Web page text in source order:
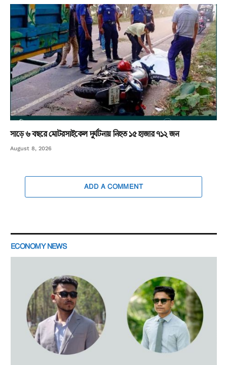
সাড়ে ৬ বছরে মোটরসাইকেল দুর্ঘটনায় নিহত ১৫ হাজার ৭১২ জন
August 8, 2026
ADD A COMMENT
ECONOMY NEWS